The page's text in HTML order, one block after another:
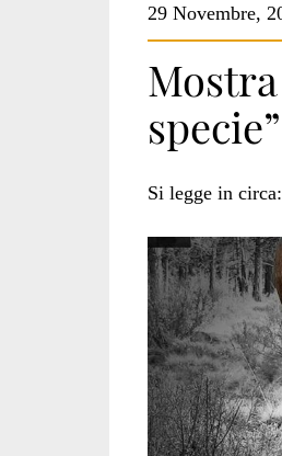
29 Novembre,
specie”
Si legge in circa: